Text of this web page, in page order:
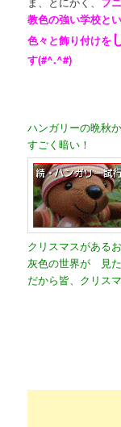
教色の強い学校と
色々と飾り付けを
す(#^.^#)
ハンガリーの晩秋
すごく暗い！
クリスマスがある
灰色の世界が 見
だから皆、クリス